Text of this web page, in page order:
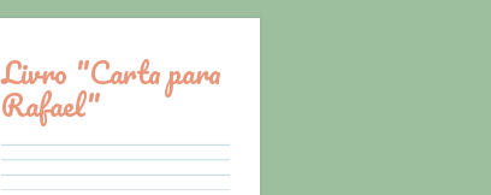
Livro "Carta para
Rafael"